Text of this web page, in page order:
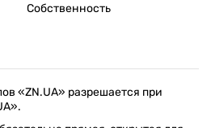
Собственность
«ZN.UA» разрешается при